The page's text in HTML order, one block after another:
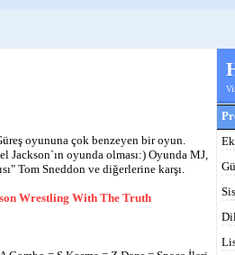
oyununa çok benzeyen bir oyun.
Jackson`ın oyunda olması:) Oyunda MJ,
Tom Sneddon ve diğerlerine karşı.
Wrestling With The Truth